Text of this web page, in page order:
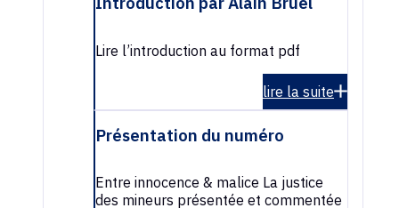
Lire l’introduction au format pdf
lire la suite
Présentation du numéro
Entre innocence & malice La justice
des mineurs présentée et commentée